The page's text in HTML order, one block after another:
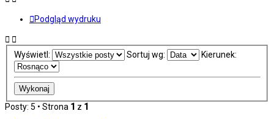
Podgląd wydruku
Wyświetl: Sortuj wg: Kierunek:
Posty: 5 • Strona 1 z 1